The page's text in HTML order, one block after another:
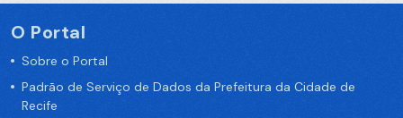
O Portal
Sobre o Portal
Padrão de Serviço de Dados da Prefeitura da Cidade de
Recife